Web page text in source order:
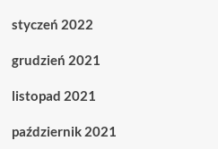
styczeń 2022
grudzień 2021
listopad 2021
październik 2021